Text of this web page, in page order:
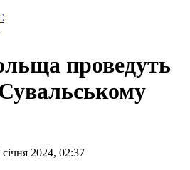
проведуть
2024, 02:37